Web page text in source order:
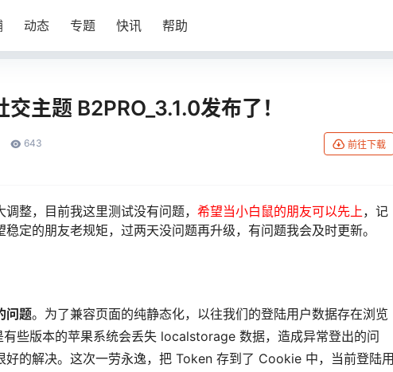
动态 专题 快讯 帮助
主题 B2PRO_3.1.0发布了！
643 前往下载
整，目前我这里测试没有问题， 希望当小白鼠的朋友可以先上，记
定的朋友老规矩，过两天没问题再升级，有问题我会及时更新。
问题。为了兼容页面的纯静态化，以往我们的登陆用户数据存在浏览
些版本的苹果系统会丢失 localstorage 数据，造成异常登出的问
好的解决。这次一劳永逸，把 Token 存到了 Cookie 中，当前登陆用